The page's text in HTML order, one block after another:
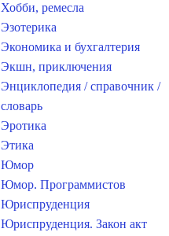
Хобби, ремесла
Эзотерика
Экономика и бухгалтерия
Экшн, приключения
Энциклопедия / справочник /
словарь
Эротика
Этика
Юмор
Юмор. Программистов
Юриспруденция
Юриспруденция. Закон акт